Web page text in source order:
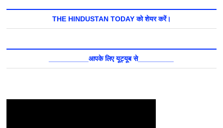
THE HINDUSTAN TODAY को शेयर करें।
__________आपके लिए यूट्यूब से_________